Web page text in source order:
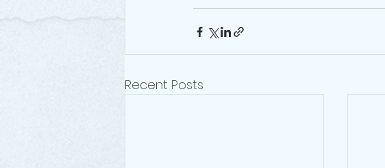
Recent Posts